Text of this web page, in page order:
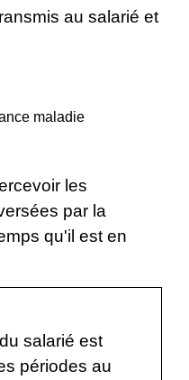
au salarié et
maladie
les
par la
qu'il est en
salarié est
périodes au